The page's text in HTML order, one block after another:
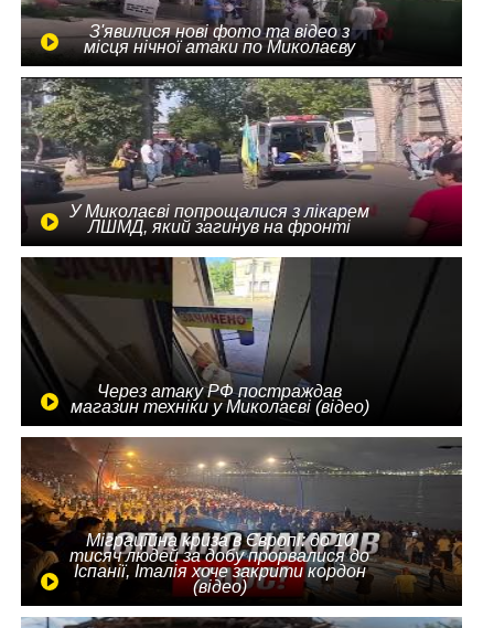
З'явилися нові фото та відео з
місця нічної атаки по Миколаєву
У Миколаєві попрощалися з лікарем
ЛШМД, який загинув на фронті
Через атаку РФ постраждав
магазин техніки у Миколаєві (відео)
Міграційна криза в Європі: до 10
тисяч людей за добу прорвалися до
Іспанії, Італія хоче закрити кордон
(відео)